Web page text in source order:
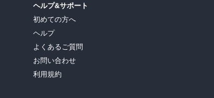
ヘルプ&サポート
初めての方へ
ヘルプ
よくあるご質問
お問い合わせ
利用規約